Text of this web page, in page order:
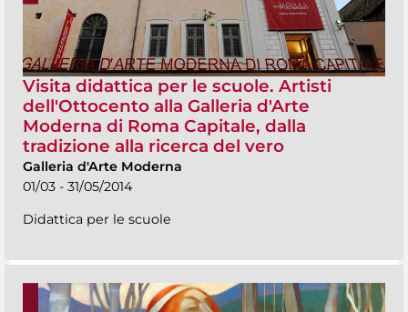
Visita didattica per le scuole. Artisti
dell'Ottocento alla Galleria d'Arte
Moderna di Roma Capitale, dalla
tradizione alla ricerca del vero
Galleria d'Arte Moderna
01/03 - 31/05/2014
Didattica per le scuole